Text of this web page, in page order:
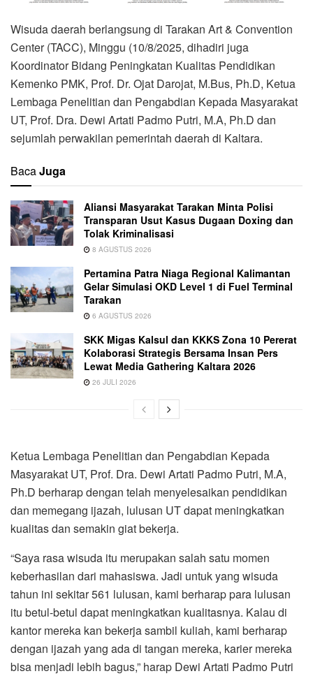
Wisuda daerah berlangsung di Tarakan Art & Convention
Center (TACC), Minggu (10/8/2025, dihadiri juga
Koordinator Bidang Peningkatan Kualitas Pendidikan
Kemenko PMK, Prof. Dr. Ojat Darojat, M.Bus, Ph.D, Ketua
Lembaga Penelitian dan Pengabdian Kepada Masyarakat
UT, Prof. Dra. Dewi Artati Padmo Putri, M.A, Ph.D dan
sejumlah perwakilan pemerintah daerah di Kaltara.
BacaJuga
Aliansi Masyarakat Tarakan Minta Polisi
Transparan Usut Kasus Dugaan Doxing dan
Tolak Kriminalisasi
8 AGUSTUS 2026
Pertamina Patra Niaga Regional Kalimantan
Gelar Simulasi OKD Level 1 di Fuel Terminal
Tarakan
6 AGUSTUS 2026
SKK Migas Kalsul dan KKKS Zona 10 Pererat
Kolaborasi Strategis Bersama Insan Pers
Lewat Media Gathering Kaltara 2026
26 JULI 2026
Ketua Lembaga Penelitian dan Pengabdian Kepada
Masyarakat UT, Prof. Dra. Dewi Artati Padmo Putri, M.A,
Ph.D berharap dengan telah menyelesaikan pendidikan
dan memegang ijazah, lulusan UT dapat meningkatkan
kualitas dan semakin giat bekerja.
“Saya rasa wisuda itu merupakan salah satu momen
keberhasilan dari mahasiswa. Jadi untuk yang wisuda
tahun ini sekitar 561 lulusan, kami berharap para lulusan
itu betul-betul dapat meningkatkan kualitasnya. Kalau di
kantor mereka kan bekerja sambil kuliah, kami berharap
dengan ijazah yang ada di tangan mereka, karier mereka
bisa menjadi lebih bagus,” harap Dewi Artati Padmo Putri